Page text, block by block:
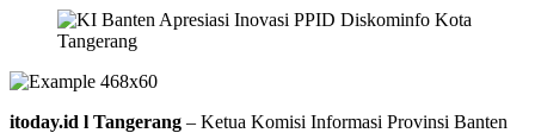
itoday.id l Tangerang – Ketua Komisi Informasi Provinsi Banten